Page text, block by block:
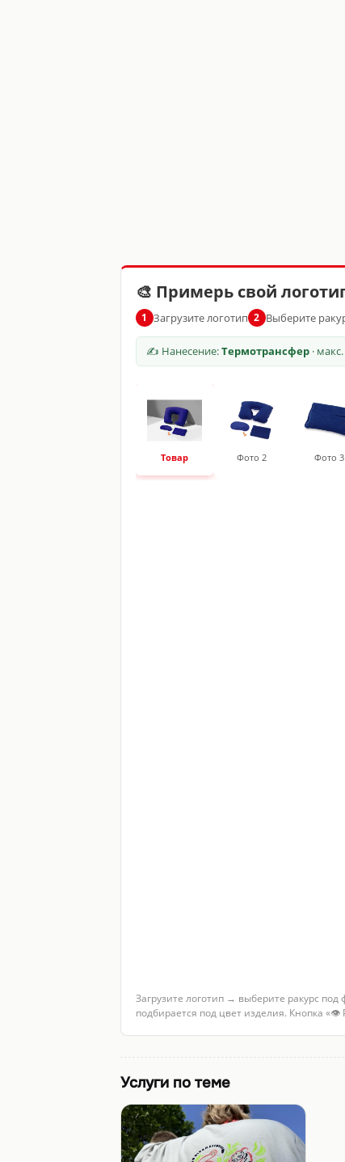
🎨 Примерь свой
1 Загрузите логотип 2 Выберите
✍ Нанесение:Термотрансфер·
Товар Фото 2 Фото 3
Загрузите логотип → выберите ракурс
подбирается под цвет изделия. Кнопка
Услуги по теме